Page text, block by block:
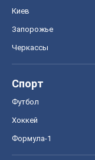
Киев
Запорожье
Черкассы
Спорт
Футбол
Хоккей
Формула-1